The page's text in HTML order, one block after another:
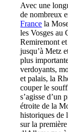
Avec une
de nombreux
France la
les Vosges au
Remiremont
jusqu’à Metz
plus
verdoyants,
et palais, la
couper le
s’agisse d’un
étroite de la
historiques de
sur la